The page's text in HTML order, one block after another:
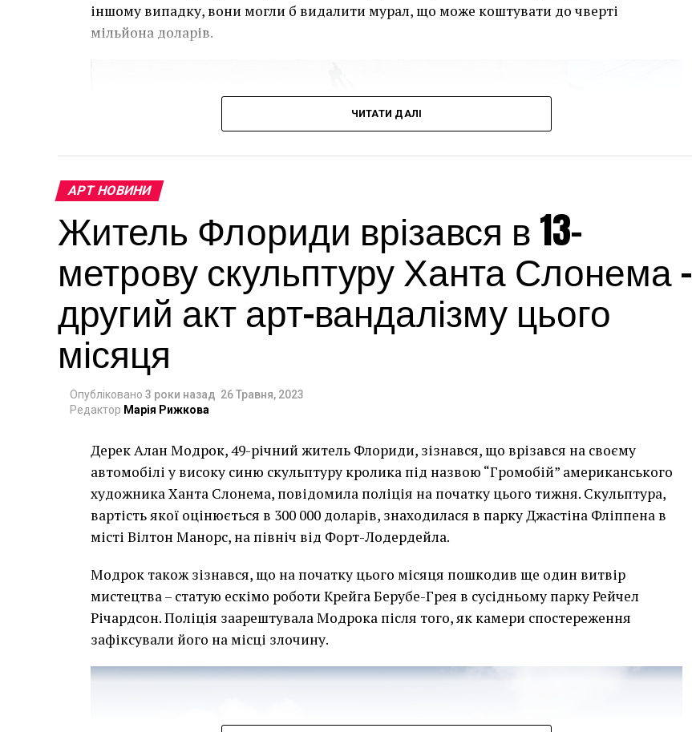
іншому випадку, вони могли б видалити мурал, що може коштувати до чверті
мільйона доларів.
Чоловік позує під макетом чайки, яка ось-ось накинеться на упаковку чіпсів – сюжет графіті, що
має ознаки вуличного художника Бенксі, на стіні в Лоустофті на східному узбережжі Англії 8
серпня 2021 року. (Фото Джастіна Талліса / AFP)
В інтерв’ю “Таймс” пан Куттс сказав:
“Спочатку це було неймовірно, але з
розвитком подій це стало надзвичайно
напруженим. Я не впевнений, що Бенксі
усвідомлює непередбачувані наслідки
для власників будинків. Якби ми могли
ЧИТАТИ ДАЛІ
АРТ НОВИНИ
Житель Флориди врізався в 13-
метрову скульптуру Ханта Слонема –
другий акт арт-вандалізму цього
місяця
Опубліковано 3 роки назад 26 Травня, 2023
Редактор Марія Рижкова
Дерек Алан Модрок, 49-річний житель Флориди, зізнався, що врізався на своєму
автомобілі у високу синю скульптуру кролика під назвою “Громобій” американського
художника Ханта Слонема, повідомила поліція на початку цього тижня. Скульптура,
вартість якої оцінюється в 300 000 доларів, знаходилася в парку Джастіна Фліппена в
місті Вілтон Манорс, на північ від Форт-Лодердейла.
Модрок також зізнався, що на початку цього місяця пошкодив ще один витвір
мистецтва – статую ескімо роботи Крейга Берубе-Грея в сусідньому парку Рейчел
Річардсон. Поліція заарештувала Модрока після того, як камери спостереження
зафіксували його на місці злочину.